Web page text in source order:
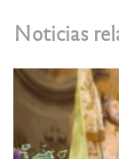
Noticias